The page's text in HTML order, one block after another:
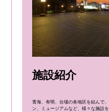
施設紹介
青海、有明、台場の各地区を結んで
ン、ミュージアムなど、様々な施設